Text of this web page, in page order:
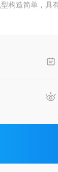
构造简单，具